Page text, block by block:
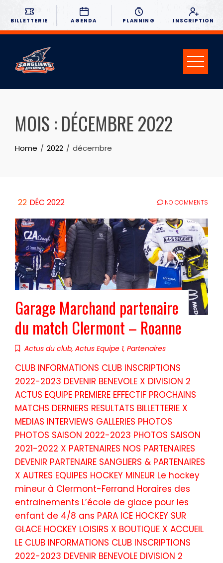
BILLETTERIE AGENDA PLANNING INSCRIPTION
MOIS : DÉCEMBRE 2022
Home 2022 décembre
22 DÉC 2022 NO COMMENTS
Garage Marchand partenaire
du match Clermont – Roanne
Actus du club, Actus Equipe 1, Partenaires
CLUB INFORMATIONS CLUB INSCRIPTIONS
2022-2023 DEVENIR BENEVOLE X DIVISION 2
ACTUS EQUIPE PREMIERE EFFECTIF PROCHAINS
MATCHS DERNIERS RESULTATS BILLETTERIE X
MEDIAS INTERVIEWS GALLERIES PHOTOS
PHOTOS SAISON 2022-2023 PHOTOS SAISON
2021-2022 X PARTENAIRES NOS PARTENAIRES
DEVENIR PARTENAIRE SANGLIERS & PARTENAIRES
X AUTRES EQUIPES HOCKEY MINEUR Le hockey
mineur à Clermont-Ferrand Horaires des
entrainements L’école de glace pour les
enfant de 4/8 ans PARA ICE HOCKEY SUR
GLACE HOCKEY LOISIRS X BOUTIQUE X ACCUEIL
LE CLUB INFORMATIONS CLUB INSCRIPTIONS
2022-2023 DEVENIR BENEVOLE DIVISION 2